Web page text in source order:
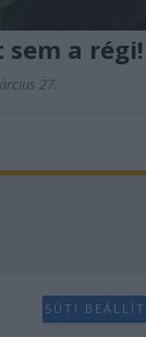
a régi!
27.
SÜTI